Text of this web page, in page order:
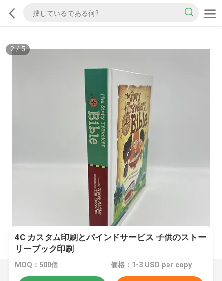
3/5
4C カスタム印刷とバインドサービス 子供のストー
リーブック印刷
MOQ：500個 価格：1-3 USD per copy